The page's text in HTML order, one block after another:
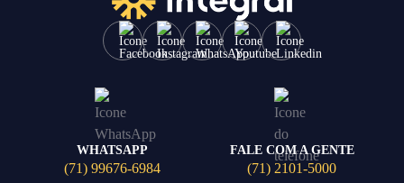
WHATSAPP
(71) 99676-6984
FALE COM A GENTE
(71) 2101-5000